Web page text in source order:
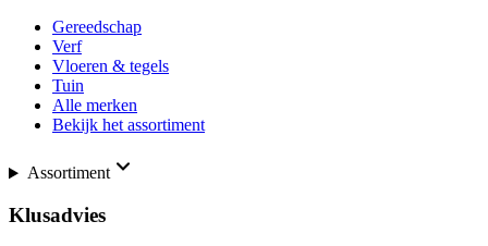
Gereedschap
Verf
Vloeren & tegels
Tuin
Alle merken
Bekijk het assortiment
Assortiment
Klusadvies